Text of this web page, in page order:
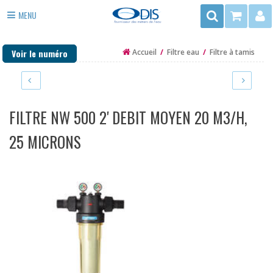
du
de
la
Mottais
AUBIN
DU
CORMIER
Voir le numéro
Rechercher
MENU
ADOUCISSEUR EAU
ANTI TARTRE
FILTRE EAU
PURIFICATEUR EAU
DÉSINFECTION
PIÈCES DÉTACHÉES
Accueil / Filtre eau / Filtre à tamis
FILTRE NW 500 2' DEBIT MOYEN 20 M3/H,
25 MICRONS